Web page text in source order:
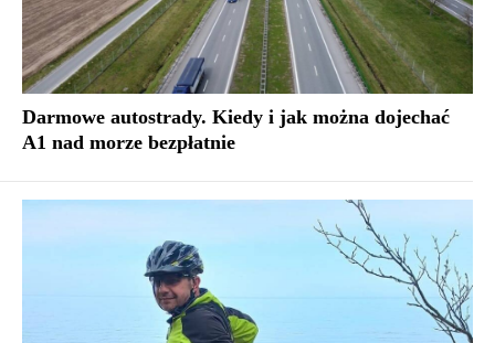
Darmowe autostrady. Kiedy i jak można dojechać
A1 nad morze bezpłatnie